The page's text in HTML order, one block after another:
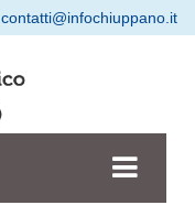
contatti@infochiuppano.it